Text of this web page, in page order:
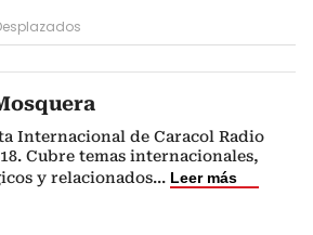
Internacional de Caracol Radio
Cubre temas internacionales,
y relacionados... Leer más